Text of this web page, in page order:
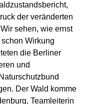
der veränderten
sehen, wie ernst
Wirkung
die Berliner
und
Der Wald komme
Teamleiterin